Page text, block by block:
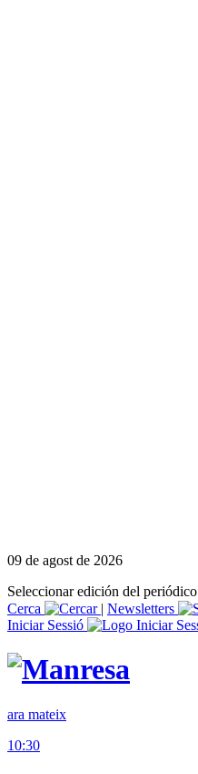
09 de agost de 2026
Seleccionar edición del periódico
Cerca
| Newsletters
Iniciar Sessió
ara mateix
10:30